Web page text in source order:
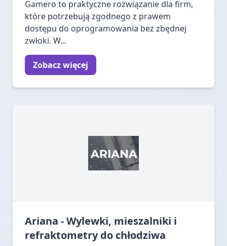
Gamero to praktyczne rozwiązanie dla firm,
które potrzebują zgodnego z prawem
dostępu do oprogramowania bez zbędnej
zwłoki. W...
Zobacz więcej
Ariana - Wylewki, mieszalniki i
refraktometry do chłodziwa